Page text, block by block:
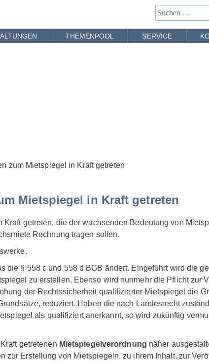
THEMENPOOL SERVICE
zum Mietspiegel in Kraft getreten
Mietspiegel in Kraft getreten
getreten, die der wachsenden Bedeutung von
Rechnung tragen sollen.
die § 558 c und 558 d BGB ändert. Eingeführt wird die
zu erstellen. Ebenso wird nunmehr die Pflicht zur
der Rechtssicherheit qualifizierter Mietspiegel die
reduziert. Haben die nach Landesrecht
als qualifiziert anerkannt, so wird zukünftig
getretenen Mietspiegelverordnung näher
zur Erstellung von Mietspiegeln, zu ihrem Inhalt, zur